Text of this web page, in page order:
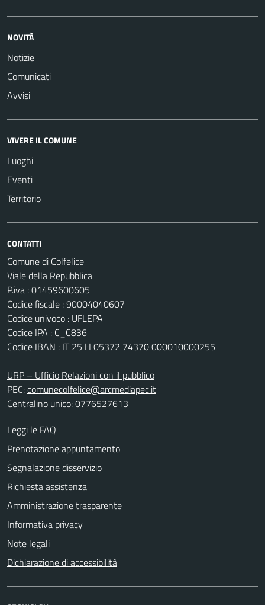
NOVITÀ
Notizie
Comunicati
Avvisi
VIVERE IL COMUNE
Luoghi
Eventi
Territorio
CONTATTI
Comune di Colfelice
Viale della Repubblica
P.iva : 01459600605
Codice fiscale : 90004040607
Codice univoco : UFLEPA
Codice IPA : C_C836
Codice IBAN : IT 25 H 05372 74370 000010000255
URP – Ufficio Relazioni con il pubblico
PEC:comunecolfelice@arcmediapec.it
Centralino unico: 0776527613
Leggi le FAQ
Prenotazione appuntamento
Segnalazione disservizio
Richiesta assistenza
Amministrazione trasparente
Informativa privacy
Note legali
Dichiarazione di accessibilità